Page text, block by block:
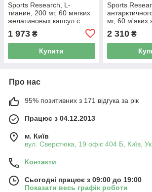
Sports Research, L-
тианин, 200 мг, 60 мягких
желатиновых капсул с
1 973 ₴
Купити
Sports
мг, 60 м'яких
2 310₴
Про нас
95% позитивних з 171 відгука за рік
Працює з 04.12.2013
м. Київ
вул. Сверстюка, 19 офіс 404 Б, Київ,
Контакти
Сьогодні працює з 09:00 до 19:00
Показати весь графік роботи